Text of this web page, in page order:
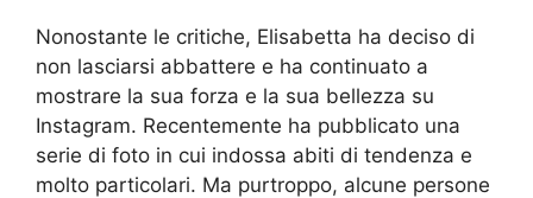
Nonostante le critiche, Elisabetta ha deciso di
non lasciarsi abbattere e ha continuato a
mostrare la sua forza e la sua bellezza su
Instagram. Recentemente ha pubblicato una
serie di foto in cui indossa abiti di tendenza e
molto particolari. Ma purtroppo, alcune persone